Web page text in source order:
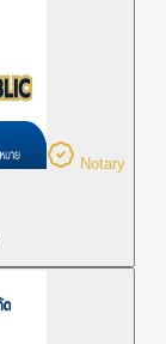
Notary